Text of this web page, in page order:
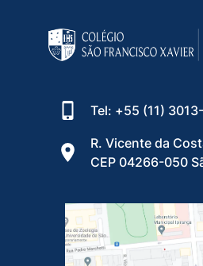
Tel: +55 (11)
R. Vicente da
CEP 04266-050